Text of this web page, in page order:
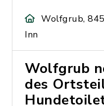
Wolfgrub,
Inn
Wolfgrub
des